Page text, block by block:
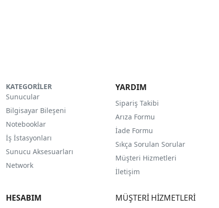
KATEGORİLER
Sunucular
Bilgisayar Bileşeni
Notebooklar
İş İstasyonları
Sunucu Aksesuarları
Network
YARDIM
Sipariş Takibi
Arıza Formu
İade Formu
Sıkça Sorulan Sorular
Müşteri Hizmetleri
İletişim
HESABIM MÜŞTERİ HİZMETLERİ